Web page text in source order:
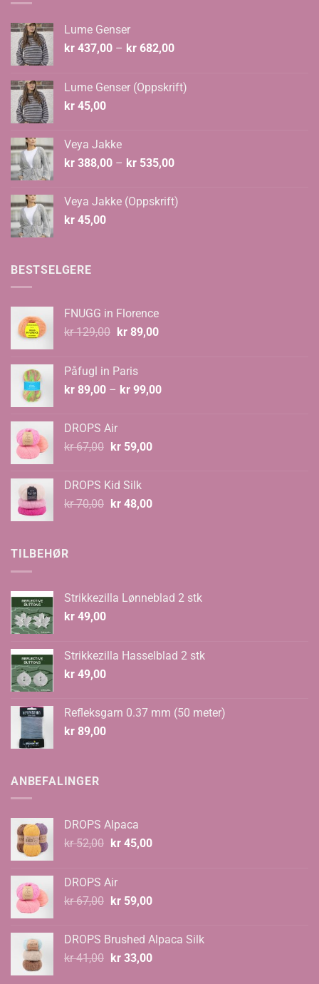
Lume Genser
kr 437,00 – kr 682,00Prisområde:
kr 682,00
Lume Genser (Oppskrift)
kr 45,00
Veya Jakke
kr 388,00 – kr 535,00Prisområde:
kr 535,00
Veya Jakke (Oppskrift)
kr 45,00
BESTSELGERE
FNUGG in Florence
kr129,00 Opprinnelig
kr 129,00.
kr89,00Nåværende
Påfugl in Paris
kr 89,00 – kr 99,00Prisområde:
DROPS Air
kr67,00 Opprinnelig
kr 67,00.
kr59,00Nåværende
DROPS Kid Silk
kr70,00 Opprinnelig
kr48,00Nåværende
TILBEHØR
Strikkezilla Lønneblad 2 stk
kr 49,00
Strikkezilla Hasselblad 2 stk
kr 49,00
Refleksgarn 0.37 mm (50 meter)
kr 89,00
ANBEFALINGER
DROPS Alpaca
kr52,00 Opprinnelig
kr 52,00.
kr45,00Nåværende
DROPS Air
kr67,00 Opprinnelig
kr 67,00.
kr59,00Nåværende
kr 59,00.
DROPS Brushed Alpaca Silk
kr41,00 Opprinnelig
kr33,00Nåværende